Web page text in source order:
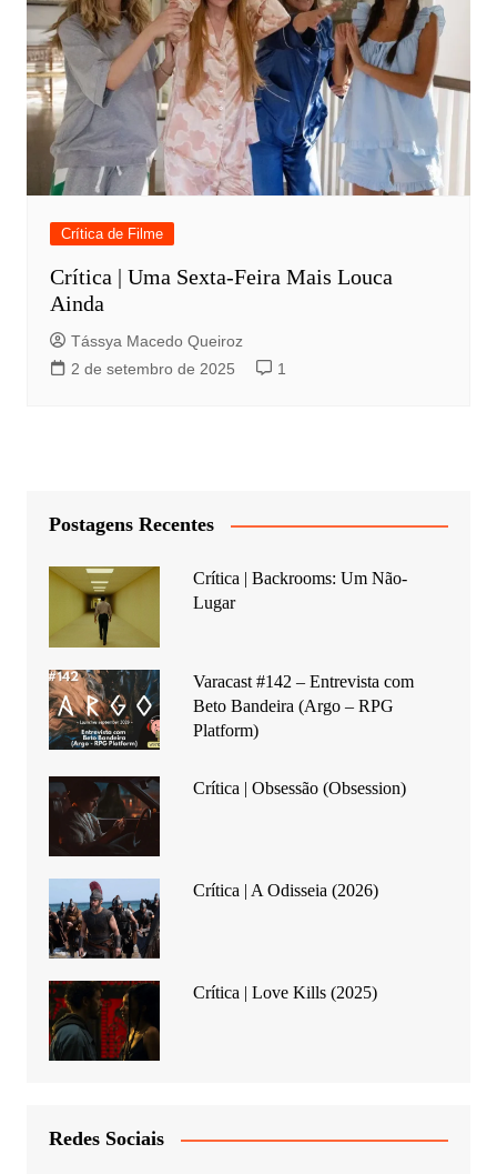
Crítica de Filme
Crítica | Uma Sexta-Feira Mais Louca
Ainda
Tássya Macedo Queiroz
2 de setembro de 2025
1
Postagens Recentes
Crítica | Backrooms: Um Não-
Lugar
Varacast #142 – Entrevista com
Beto Bandeira (Argo – RPG
Platform)
Crítica | Obsessão (Obsession)
Crítica | A Odisseia (2026)
Crítica | Love Kills (2025)
Redes Sociais